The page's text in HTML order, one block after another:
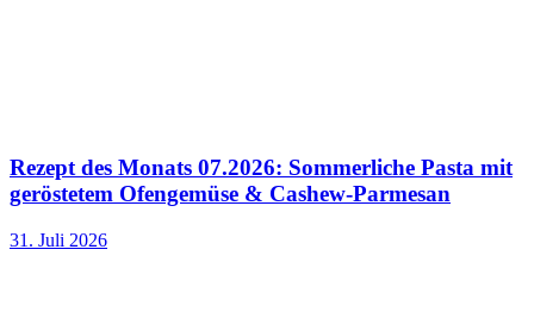
Rezept des Monats 07.2026: Sommerliche Pasta mit
geröstetem Ofengemüse & Cashew-Parmesan
31. Juli 2026